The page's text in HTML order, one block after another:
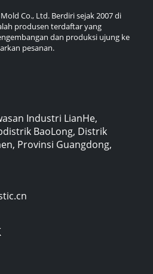
Co., Ltd. Berdiri sejak 2007 di
produsen terdaftar yang
dan produksi ujung ke
pesanan.
Industri LianHe,
BaoLong, Distrik
Provinsi Guangdong,